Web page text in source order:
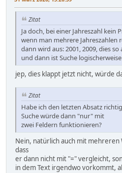
Zitat
Ja doch, bei einer Jahreszahl kein
wenn man mehrere Jahreszahlen
dann wird aus: 2001, 2009, dies
und dann ist Suche
jep, dies klappt jetzt nicht, würde
Zitat
Habe ich den letzten Absatz
Suche würde dann "nur" mit
zwei Feldern funktionieren?
Nein, natürlich auch mit
dass
er dann nicht mit "=" vergleicht,
in dem Text irgendwo vorkommt,